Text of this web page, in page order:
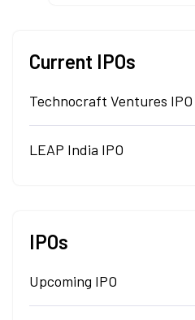
Current IPOs
Technocraft Ventures IPO
LEAP India IPO
IPOs
Upcoming IPO